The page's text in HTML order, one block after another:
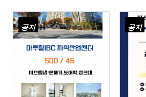
공지 H 공지